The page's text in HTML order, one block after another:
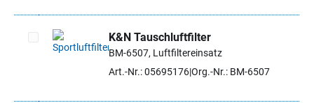
Artikel auswählen
K&N Tauschluftfilter
BM-6507, Luftfiltereinsatz
Art.-Nr.: 05695176Org.-Nr.: BM-6507